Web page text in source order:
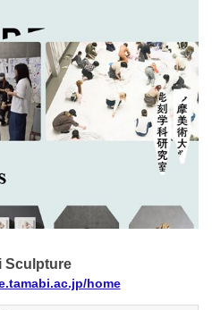
Sculpture
home